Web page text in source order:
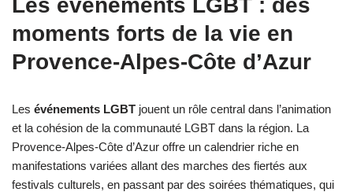
Les événements LGBT : des
moments forts de la vie en
Provence-Alpes-Côte d’Azur
Les événements LGBT jouent un rôle central dans l’animation
et la cohésion de la communauté LGBT dans la région. La
Provence-Alpes-Côte d’Azur offre un calendrier riche en
manifestations variées allant des marches des fiertés aux
festivals culturels, en passant par des soirées thématiques, qui